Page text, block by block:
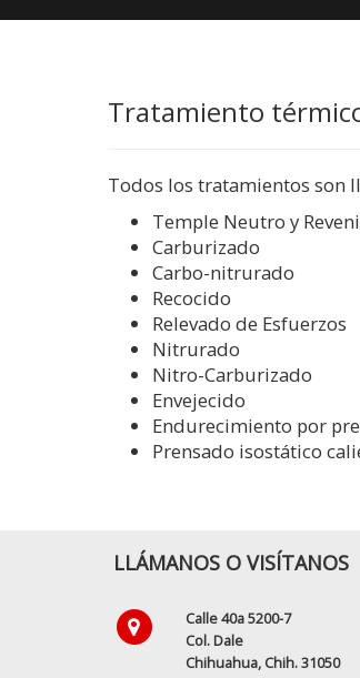
Tratamiento
Todos los tratamientos son
Temple Neutro y
Carburizado
Carbo-nitrurado
Recocido
Relevado de Esfuerzos
Nitrurado
Nitro-Carburizado
Envejecido
Endurecimiento por
Prensado isostático
LLÁMANOS O VISÍTANOS
Calle 40a 5200-7
Col. Dale
Chihuahua, Chih. 31050